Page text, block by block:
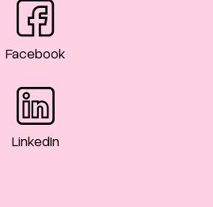
Facebook
LinkedIn